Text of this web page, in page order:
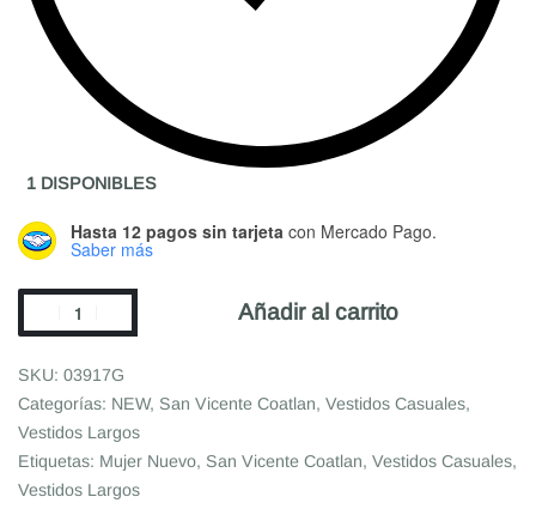
1 DISPONIBLES
Hasta 12 pagos sin tarjeta con Mercado Pago.
Saber más
Añadir al carrito
03917G
Categorías: NEW, San Vicente Coatlan, Vestidos Casuales,
Vestidos Largos
Etiquetas: Mujer Nuevo, San Vicente Coatlan, Vestidos Casuales,
Vestidos Largos